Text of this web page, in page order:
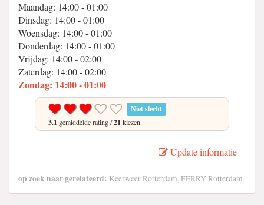
Maandag: 14:00 - 01:00
Dinsdag: 14:00 - 01:00
Woensdag: 14:00 - 01:00
Donderdag: 14:00 - 01:00
Vrijdag: 14:00 - 02:00
Zaterdag: 14:00 - 02:00
Zondag: 14:00 - 01:00
Niet slecht
3.1 gemiddelde rating /21 kiezen.
Update informatie
op zoek naar gerelateerd: Keerweer Rotterdam, FERRY Rotterdam